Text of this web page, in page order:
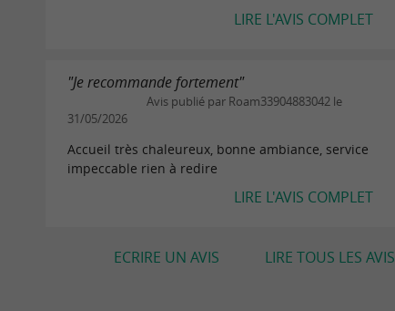
LIRE L'AVIS COMPLET
"Je recommande fortement"
Avis publié par Roam33904883042 le
31/05/2026
Accueil très chaleureux, bonne ambiance, service
impeccable rien à redire
LIRE L'AVIS COMPLET
LIRE TOUS LES AVIS
ECRIRE UN AVIS